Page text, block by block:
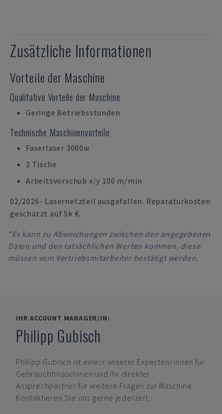
Zusätzliche Informationen
Vorteile der Maschine
Qualitative Vorteile der Maschine
Geringe Betriebsstunden
Technische Maschinenvorteile
Faserlaser 3000w
2 Tische
Arbeitsvorschub x/y 100 m/min
02/2026- Lasernetzteil ausgefallen. Reparaturkosten
geschätzt auf 5k €.
*Es kann zu Abweichungen zwischen den angegebenen
Daten und den tatsächlichen Werten kommen, diese
müssen vom Vertriebsmitarbeiter bestätigt werden.
IHR ACCOUNT MANAGER/IN:
Philipp Gubisch
Philipp Gubisch ist eine/r unserer Experten/innen für
Gebrauchtmaschinen und Ihr direkter
Ansprechpartner für weitere Fragen zur Maschine.
Kontaktieren Sie uns gerne jederzeit.